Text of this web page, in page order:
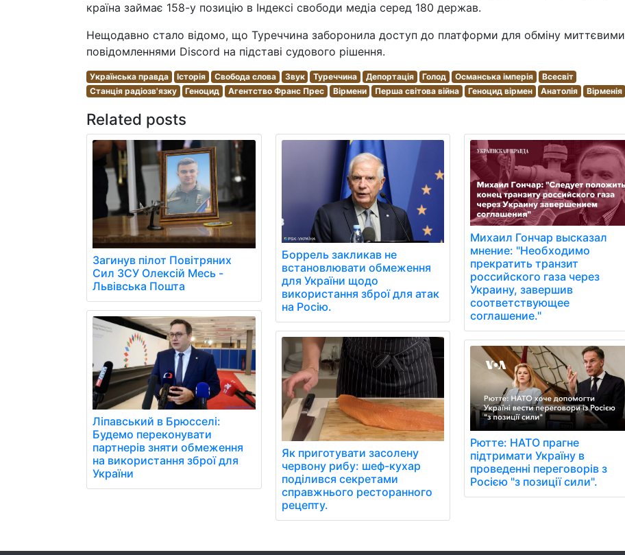
країна займає 158-у позицію в Індексі свободи медіа серед 180 держав.
Нещодавно стало відомо, що Туреччина заборонила доступ до платформи для обміну миттєвими
повідомленнями Discord на підставі судового рішення.
Українська правда Історія Свобода слова Звук Туреччина Депортація Голод Османська імперія
Всесвіт
Станція радіозв'язку
Геноцид Агентство Франс Прес Вірмени Перша світова війна Геноцид вірмен Анатолія Вірменія
Related posts
Загинув пілот Повітряних
Сил ЗСУ Олексій Месь -
Львівська Пошта
Ліпавський в Брюсселі:
Будемо переконувати
партнерів зняти обмеження
на використання зброї для
України
Боррель закликав не
встановлювати обмеження
для України щодо
використання зброї для атак
на Росію.
Як приготувати засолену
червону рибу: шеф-кухар
поділився секретами
справжнього ресторанного
рецепту.
Михаил Гончар высказал
мнение: "Необходимо
прекратить транзит
российского газа через
Украину, завершив
соответствующее
соглашение."
Рютте: НАТО прагне
підтримати Україну в
проведенні переговорів з
Росією "з позиції сили".